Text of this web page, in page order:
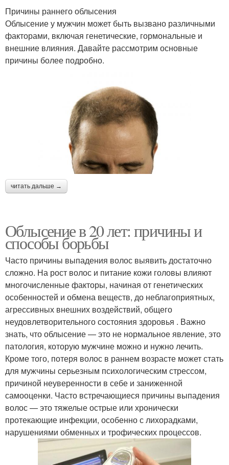
Причины раннего облысения
Облысение у мужчин может быть вызвано различными
факторами, включая генетические, гормональные и
внешние влияния. Давайте рассмотрим основные
причины более подробно.
читать дальше →
Облысение в 20 лет: причины и
способы борьбы
Часто причины выпадения волос выявить достаточно
сложно. На рост волос и питание кожи головы влияют
многочисленные факторы, начиная от генетических
особенностей и обмена веществ, до неблагоприятных,
агрессивных внешних воздействий, общего
неудовлетворительного состояния здоровья . Важно
знать, что облысение — это не нормальное явление, это
патология, которую мужчине можно и нужно лечить.
Кроме того, потеря волос в раннем возрасте может стать
для мужчины серьезным психологическим стрессом,
причиной неуверенности в себе и заниженной
самооценки. Часто встречающиеся причины выпадения
волос — это тяжелые острые или хронически
протекающие инфекции, особенно с лихорадками,
нарушениями обменных и трофических процессов.